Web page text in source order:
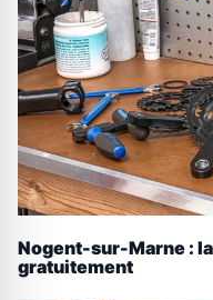
Nogent-sur-Marne :
gratuitement